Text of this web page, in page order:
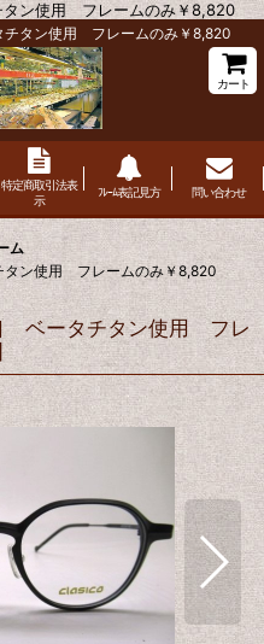
ン使用 フレームのみ￥8,820
ン使用 フレームのみ￥8,820
カート
特定商取引法表
示
ﾌﾚｰﾑ表記見方 問い合わせ
ム
ン使用 フレームのみ￥8,820
ータチタン使用 フレ